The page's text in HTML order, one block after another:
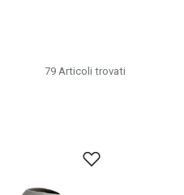
79 Articoli trovati